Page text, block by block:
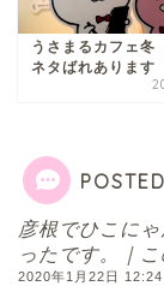
うさまるカフェ
ネタばれあります
彦根でひこに
ったです。｜
2020年1月22日 12:24